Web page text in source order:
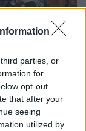
parties, or
for
opt-out
that after your
seeing
utilized by
akarta